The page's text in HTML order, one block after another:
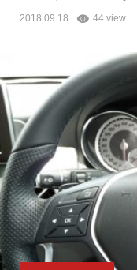
2018.09.18 44 view